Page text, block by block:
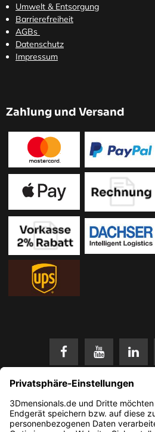
Umwelt & Entsorgung
Barrierefreiheit
AGBs
Datenschutz
Impressum
Zahlung und Versand
* Alle Preise in EUR inkl. gesetzl.
Änderungen und Irrtümer vorbehalten.
© 2026 3Dmensionals / PONTIALIS GmbH